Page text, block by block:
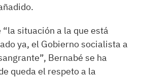
situación a la que está
ya, el Gobierno socialista a
Bernabé se ha
queda el respeto a la